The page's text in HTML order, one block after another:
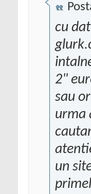
cu
2"
sau
urma
un